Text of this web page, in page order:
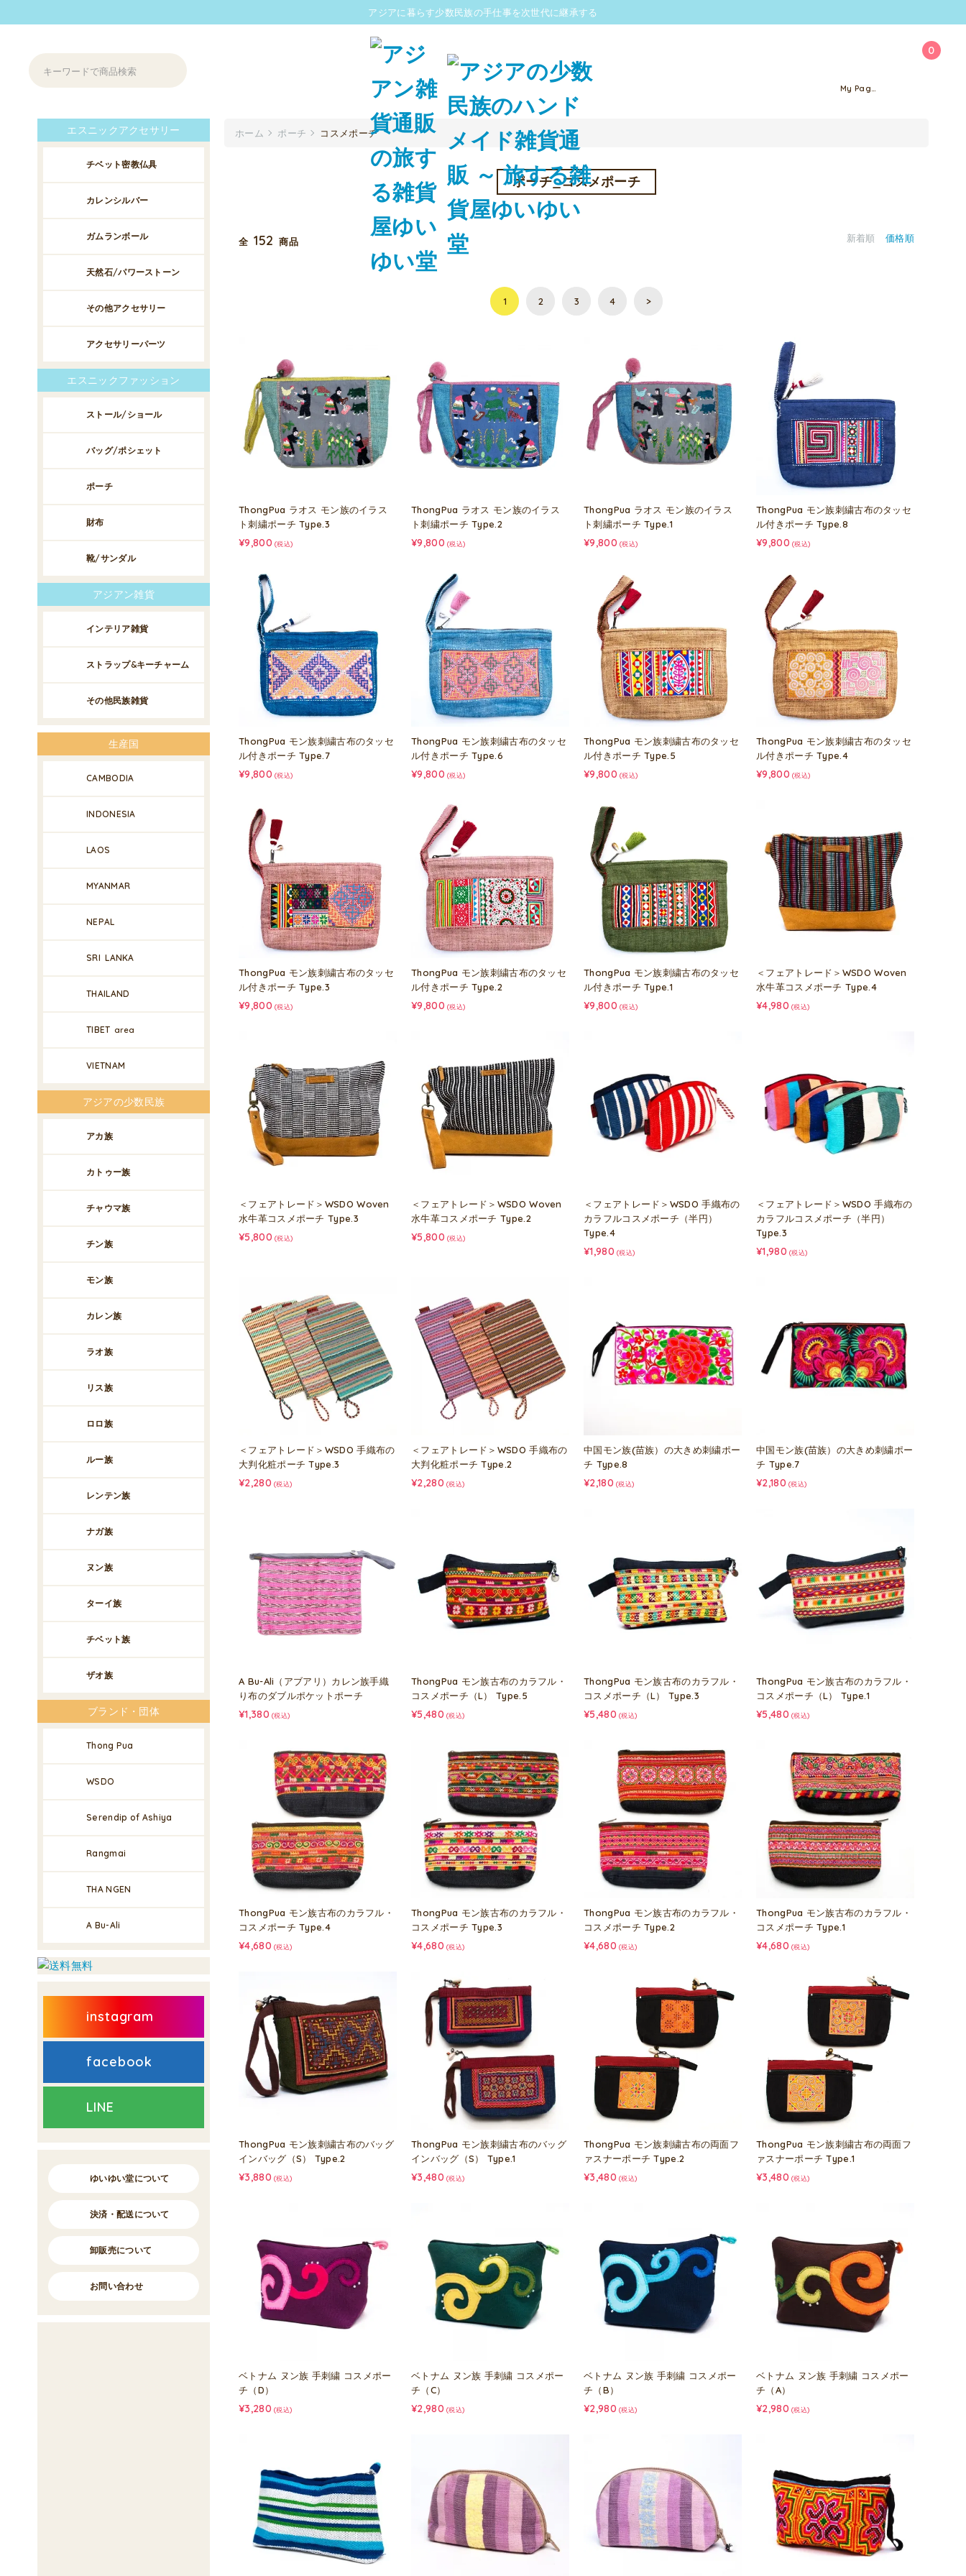
アジアに暮らす少数民族の手仕事を次世代に継承する
0
My Page
ホーム ポーチ コスメポーチ
ポーチ_コスメポーチ
全 152 商品 新着順 価格順
1 2 3 4 >
ThongPua ラオス モン族のイラス
ト刺繍ポーチ Type.3
¥9,800 (税込)
ThongPua ラオス モン族のイラス
ト刺繍ポーチ Type.2
¥9,800 (税込)
ThongPua ラオス モン族のイラス
ト刺繍ポーチ Type.1
¥9,800 (税込)
ThongPua モン族刺繍古布のタッセ
ル付きポーチ Type.8
¥9,800 (税込)
ThongPua モン族刺繍古布のタッセ
ル付きポーチ Type.7
¥9,800 (税込)
ThongPua モン族刺繍古布のタッセ
ル付きポーチ Type.6
¥9,800 (税込)
ThongPua モン族刺繍古布のタッセ
ル付きポーチ Type.5
¥9,800 (税込)
ThongPua モン族刺繍古布のタッセ
ル付きポーチ Type.4
¥9,800 (税込)
ThongPua モン族刺繍古布のタッセ
ル付きポーチ Type.3
¥9,800 (税込)
ThongPua モン族刺繍古布のタッセ
ル付きポーチ Type.2
¥9,800 (税込)
ThongPua モン族刺繍古布のタッセ
ル付きポーチ Type.1
¥9,800 (税込)
＜フェアトレード＞WSDO Woven
水牛革コスメポーチ Type.4
¥4,980 (税込)
＜フェアトレード＞WSDO Woven
水牛革コスメポーチ Type.3
¥5,800 (税込)
＜フェアトレード＞WSDO Woven
水牛革コスメポーチ Type.2
¥5,800 (税込)
＜フェアトレード＞WSDO 手織布の
カラフルコスメポーチ（半円）
Type.4
¥1,980 (税込)
＜フェアトレード＞WSDO 手織布の
カラフルコスメポーチ（半円）
Type.3
¥1,980 (税込)
＜フェアトレード＞WSDO 手織布の
大判化粧ポーチ Type.3
¥2,280 (税込)
＜フェアトレード＞WSDO 手織布の
大判化粧ポーチ Type.2
¥2,280 (税込)
中国モン族(苗族）の大きめ刺繍ポー
チ Type.8
¥2,180 (税込)
中国モン族(苗族）の大きめ刺繍ポー
チ Type.7
¥2,180 (税込)
A Bu-Ali（アブアリ）カレン族手織
り布のダブルポケットポーチ
¥1,380 (税込)
ThongPua モン族古布のカラフル・
コスメポーチ（L） Type.5
¥5,480 (税込)
ThongPua モン族古布のカラフル・
コスメポーチ（L） Type.3
¥5,480 (税込)
ThongPua モン族古布のカラフル・
コスメポーチ（L） Type.1
¥5,480 (税込)
ThongPua モン族古布のカラフル・
コスメポーチ Type.4
¥4,680 (税込)
ThongPua モン族古布のカラフル・
コスメポーチ Type.3
¥4,680 (税込)
ThongPua モン族古布のカラフル・
コスメポーチ Type.2
¥4,680 (税込)
ThongPua モン族古布のカラフル・
コスメポーチ Type.1
¥4,680 (税込)
ThongPua モン族刺繍古布のバッグ
インバッグ（S） Type.2
¥3,880 (税込)
ThongPua モン族刺繍古布のバッグ
インバッグ（S） Type.1
¥3,480 (税込)
ThongPua モン族刺繍古布の両面フ
ァスナーポーチ Type.2
¥3,480 (税込)
ThongPua モン族刺繍古布の両面フ
ァスナーポーチ Type.1
¥3,480 (税込)
ベトナム ヌン族 手刺繍 コスメポー
チ（D）
¥3,280 (税込)
ベトナム ヌン族 手刺繍 コスメポー
チ（C）
¥2,980 (税込)
ベトナム ヌン族 手刺繍 コスメポー
チ（B）
¥2,980 (税込)
ベトナム ヌン族 手刺繍 コスメポー
チ（A）
¥2,980 (税込)
エスニックアクセサリー
チベット密教仏具
カレンシルバー
ガムランボール
天然石/パワーストーン
その他アクセサリー
アクセサリーパーツ
エスニックファッション
ストール/ショール
バッグ/ポシェット
ポーチ
財布
靴/サンダル
アジアン雑貨
インテリア雑貨
ストラップ&キーチャーム
その他民族雑貨
生産国
CAMBODIA
INDONESIA
LAOS
MYANMAR
NEPAL
SRI LANKA
THAILAND
TIBET area
VIETNAM
アジアの少数民族
アカ族
カトゥー族
チャウマ族
チン族
モン族
カレン族
ラオ族
リス族
ロロ族
ルー族
レンテン族
ナガ族
ヌン族
ターイ族
チベット族
ザオ族
ブランド・団体
Thong Pua
WSDO
Serendip of Ashiya
Rangmai
THA NGEN
A Bu-Ali
instagram
facebook
LINE
ゆいゆい堂について
決済・配送について
卸販売について
お問い合わせ